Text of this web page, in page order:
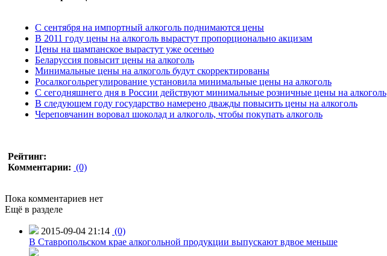
C сентября на импортный алкоголь поднимаются цены
В 2011 году цены на алкоголь вырастут пропорционально акцизам
Цены на шампанское вырастут уже осенью
Беларуссия повысит цены на алкоголь
Минимальные цены на алкоголь будут скорректированы
Росалкогольрегулирование установила минимальные цены на алкоголь
С сегодняшнего дня в России действуют минимальные розничные цены на алкоголь
В следующем году государство намерено дважды повысить цены на алкоголь
Череповчанин воровал шоколад и алкоголь, чтобы покупать алкоголь
Рейтинг:
Комментарии: (0)
Пока комментариев нет
Ещё в разделе
2015-09-04 21:14 (0)
В Ставропольском крае алкогольной продукции выпускают вдвое меньше